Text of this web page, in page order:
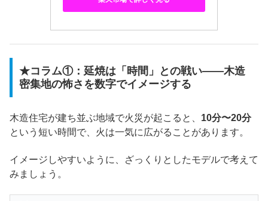
★コラム①：延焼は「時間」との戦い――木造
密集地の怖さを数字でイメージする
木造住宅が建ち並ぶ地域で火災が起こると、 10分〜20分
という短い時間で、火は一気に広がることがあります。
イメージしやすいように、ざっくりとしたモデルで考えて
みましょう。